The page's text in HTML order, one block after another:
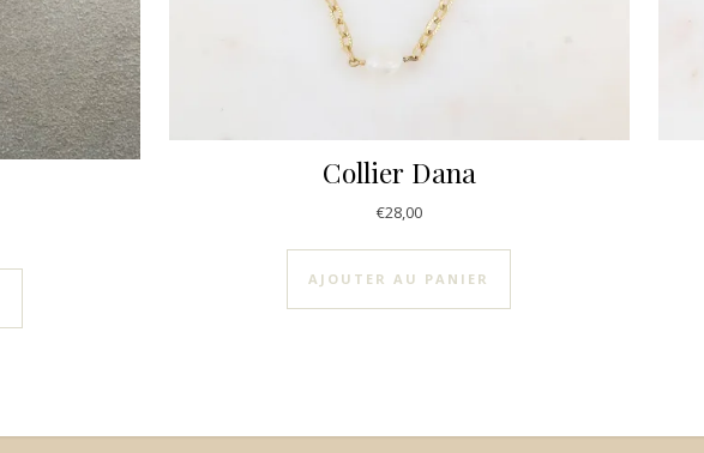
Ce produit a plusieurs variations. Les options peuvent être choisies sur la page du
Collier Dana
€28,00
AJOUTER AU PANIER